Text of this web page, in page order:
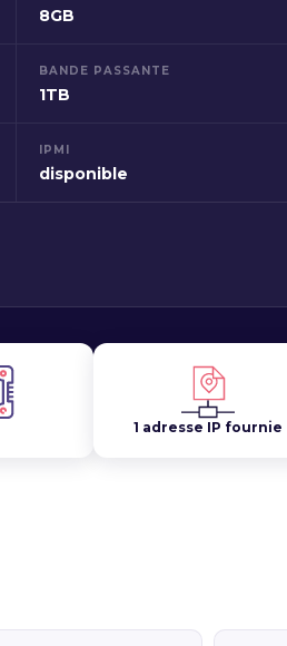
8GB
BANDE PASSANTE
1TB
IPMI
disponible
1 adresse IP fournie